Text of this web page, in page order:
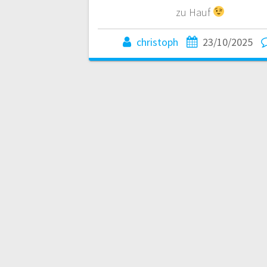
zu Hauf
christoph 23/10/2025